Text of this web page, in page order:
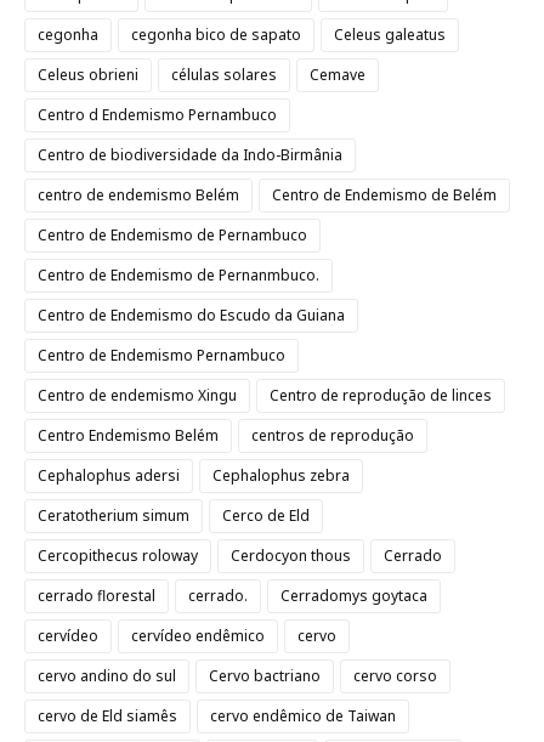
cegonha
cegonha bico de sapato
Celeus galeatus
Celeus obrieni
células solares
Cemave
Centro d Endemismo Pernambuco
Centro de biodiversidade da Indo-Birmânia
centro de endemismo Belém
Centro de Endemismo de Belém
Centro de Endemismo de Pernambuco
Centro de Endemismo de Pernanmbuco.
Centro de Endemismo do Escudo da Guiana
Centro de Endemismo Pernambuco
Centro de endemismo Xingu
Centro de reprodução de linces
Centro Endemismo Belém
centros de reprodução
Cephalophus adersi
Cephalophus zebra
Ceratotherium simum
Cerco de Eld
Cercopithecus roloway
Cerdocyon thous
Cerrado
cerrado florestal
cerrado.
Cerradomys goytaca
cervídeo
cervídeo endêmico
cervo
cervo andino do sul
Cervo bactriano
cervo corso
cervo de Eld siamês
cervo endêmico de Taiwan